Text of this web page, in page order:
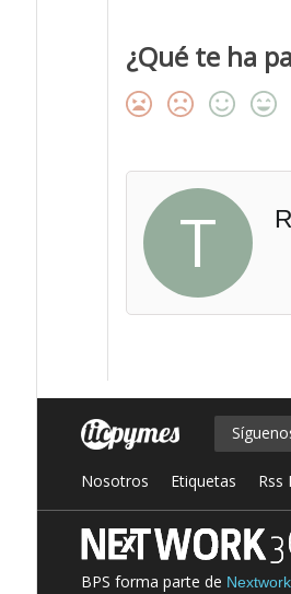
¿Qué te ha
T
Nosotros Etiquetas Rss
BPS forma parte de